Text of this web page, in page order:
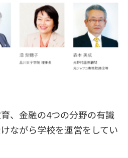
、金融の4つの分野の有識
ながら学校を運営をしてい